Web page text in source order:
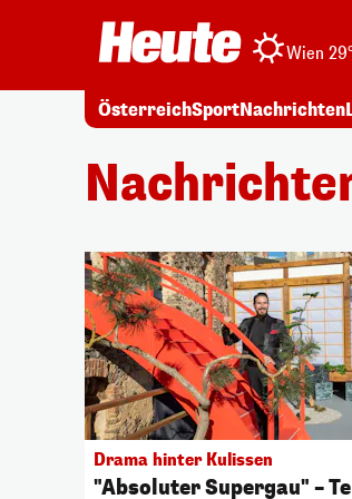
Wien
ÖsterreichSportNachrichten
Drama hinter Kulissen
"Absoluter Supergau" –